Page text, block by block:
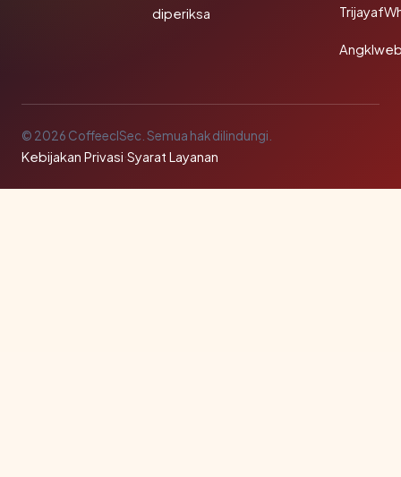
diperiksa
© 2026 CoffeeclSec. Semua hak dilindungi.
Kebijakan Privasi·Syarat Layanan